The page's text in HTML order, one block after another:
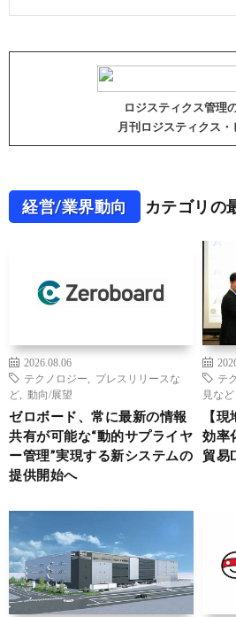
ロジスティクス管理
月刊ロジスティクス・
経営/業界動向 カテゴリの
2026.08.06
テクノロジー
プレスリリースな
ど
動向/展望
ゼロボード、常に最新の情報
共有が可能な“動的サプライヤ
ー管理”実現する新システムの
提供開始へ
テ
見など
【
効率
貿易